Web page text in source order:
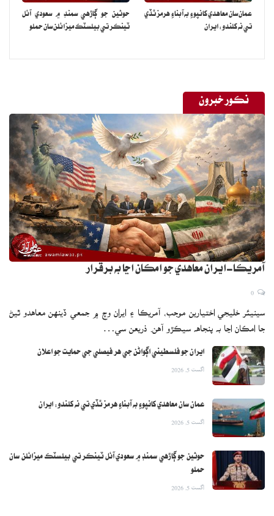
عمان سان معاهدي کانپوءِ به آبناءِ هرمز ٿڏي
تي نه کلندو: ايران
حوثين جو ڳاڙهي سمنڊ ۾ سعودي آئل
ٽينڪر تي بيلسٽڪ ميزائلن سان حملو
نڪور خبرون
آمريڪا-ايران معاهدي جو امڪان اڃا به برقرار
سينيئر خليجي اختيارين موجب، آمريڪا ۽ ايران وچ ۾ جمعي ڏينهن معاهدو ٿيڻ
جا امڪان اڃا به پنجاهه سيڪڙو آهن. ذريعن سي…
ايران جو فلسطيني اڳواڻن جي هر فيصلي جي حمايت جو اعلان
اگست 5, 2026
عمان سان معاهدي کانپوءِ به آبناءِ هرمز ٿڏي تي نه کلندو: ايران
اگست 5, 2026
حوثين جو ڳاڙهي سمنڊ ۾ سعودي آئل ٽينڪر تي بيلسٽڪ ميزائلن سان
حملو
اگست 5, 2026